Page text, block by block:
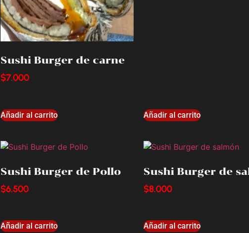
Sushi Burger de carne
$7.000
Añadir al carrito Añadir al carrito
Sushi Burger de Pollo
$6.500
Añadir al carrito
Sushi Burger de
$8.000
Añadir al carrito